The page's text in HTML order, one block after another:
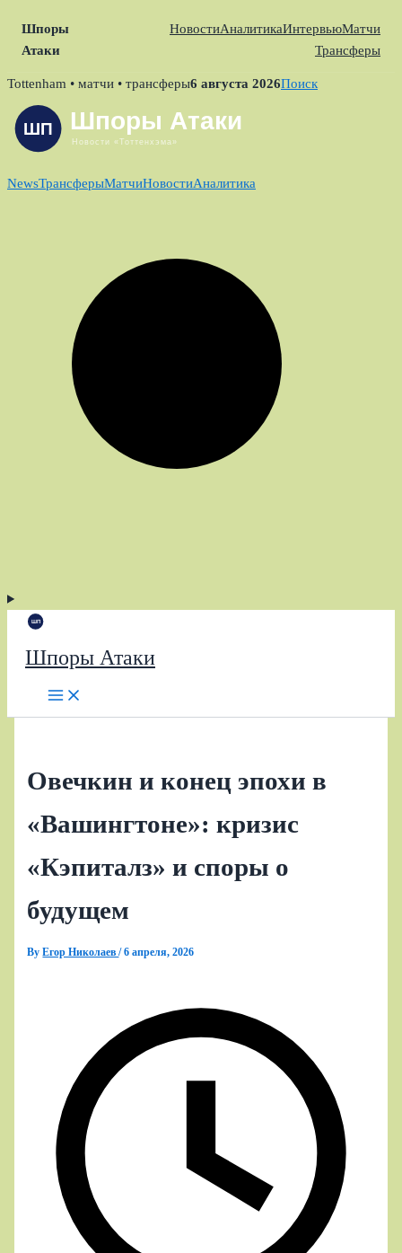
Шпоры
Атаки
НовостиАналитикаИнтервьюМатчи
Трансферы
Skip
content
Tottenham • матчи • трансферы6 августа 2026Поиск
NewsТрансферыМатчиНовостиАналитика
Шпоры Атаки
Овечкин и конец эпохи в
«Вашингтоне»: кризис
«Кэпиталз» и споры о
будущем
ByЕгор Николаев/6 апреля, 2026